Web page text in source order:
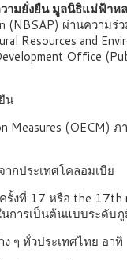
ามยั่งยืน มูลนิธิแม่ฟ้าห
(NBSAP) ผ่านความร่
Resources and
Office
น
(OECM) ภ
กประเทศโคลอมเบีย
ที่ 17 หรือ the 17th
นการเป็นต้นแบบระดับ
ๆ ทั่วประเทศไทย อาทิ